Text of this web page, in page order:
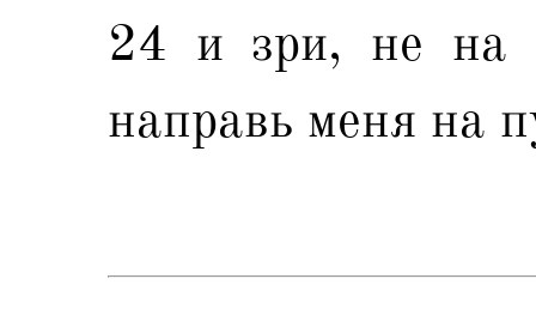
24 и зри, не на
направь меня на